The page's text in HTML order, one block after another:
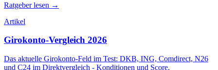
Ratgeber lesen →
Artikel
Girokonto-Vergleich 2026
Das aktuelle Girokonto-Feld im Test: DKB, ING, Comdirect, N26
und C24 im Direktvergleich - Konditionen und Score.